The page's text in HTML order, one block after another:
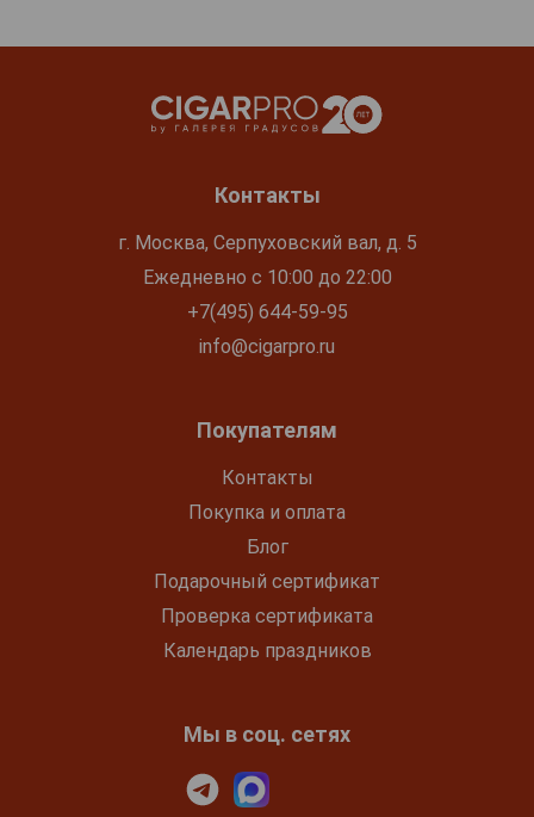
Контакты
г. Москва, Серпуховский вал, д. 5
Ежедневно с 10:00 до 22:00
+7(495) 644-59-95
info@cigarpro.ru
Покупателям
Контакты
Покупка и оплата
Блог
Подарочный сертификат
Проверка сертификата
Календарь праздников
Мы в соц. сетях